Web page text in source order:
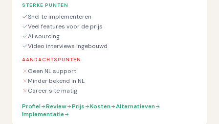
STERKE PUNTEN
Snel te implementeren
Veel features voor de prijs
AI sourcing
Video interviews ingebouwd
AANDACHTSPUNTEN
Geen NL support
Minder bekend in NL
Career site matig
Profiel
Review Prijs Kosten
Alternatieven
Implementatie